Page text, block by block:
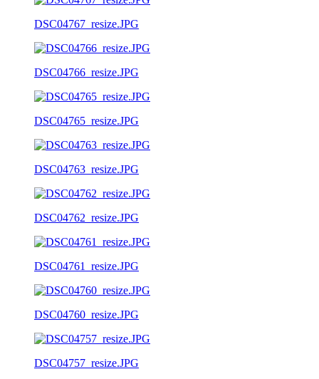
DSC04767_resize.JPG
DSC04766_resize.JPG
DSC04765_resize.JPG
DSC04763_resize.JPG
DSC04762_resize.JPG
DSC04761_resize.JPG
DSC04760_resize.JPG
DSC04757_resize.JPG